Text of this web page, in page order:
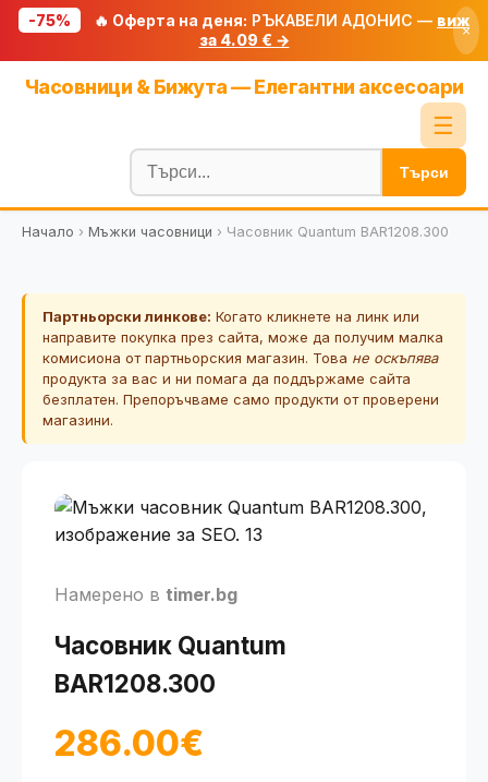
-75% 🔥 Оферта на деня: РЪКАВЕЛИ АДОНИС — виж
за 4.09 € →
×
Часовници & Бижута — Елегантни аксесоари
☰
Блог
🧮 Калкулатори
🔍 Намери продукт
🎟️ Купони
Търси
Начало › Мъжки часовници › Часовник Quantum BAR1208.300
Партньорски линкове: Когато кликнете на линк или
направите покупка през сайта, може да получим малка
комисиона от партньорския магазин. Това не оскъпява
продукта за вас и ни помага да поддържаме сайта
безплатен. Препоръчваме само продукти от проверени
магазини.
Намерено в timer.bg
Часовник Quantum
BAR1208.300
286.00€